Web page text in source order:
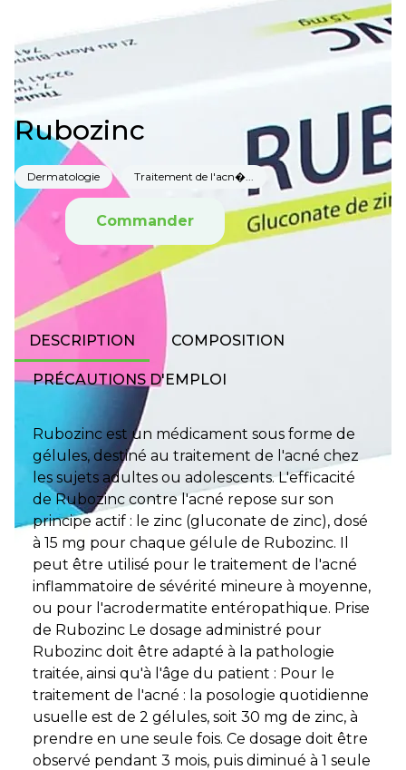
Rubozinc
Dermatologie Traitement de l'acn�...
Commander
DESCRIPTION COMPOSITION
PRÉCAUTIONS D'EMPLOI
Rubozinc est un médicament sous forme de
gélules, destiné au traitement de l'acné chez
les sujets adultes ou adolescents. L'efficacité
de Rubozinc contre l'acné repose sur son
principe actif : le zinc (gluconate de zinc), dosé
à 15 mg pour chaque gélule de Rubozinc. Il
peut être utilisé pour le traitement de l'acné
inflammatoire de sévérité mineure à moyenne,
ou pour l'acrodermatite entéropathique. Prise
de Rubozinc Le dosage administré pour
Rubozinc doit être adapté à la pathologie
traitée, ainsi qu'à l'âge du patient : Pour le
traitement de l'acné : la posologie quotidienne
usuelle est de 2 gélules, soit 30 mg de zinc, à
prendre en une seule fois. Ce dosage doit être
observé pendant 3 mois, puis diminué à 1 seule